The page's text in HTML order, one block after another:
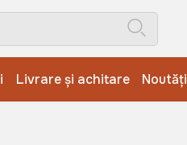
Livrare și achitare Noutăți